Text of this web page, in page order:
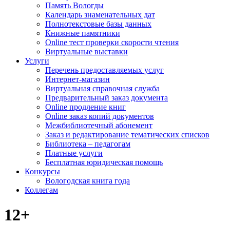
Память Вологды
Календарь знаменательных дат
Полнотекстовые базы данных
Книжные памятники
Online тест проверки скорости чтения
Виртуальные выставки
Услуги
Перечень предоставляемых услуг
Интернет-магазин
Виртуальная справочная служба
Предварительный заказ документа
Online продление книг
Online заказ копий документов
Межбиблиотечный абонемент
Заказ и редактирование тематических списков
Библиотека – педагогам
Платные услуги
Бесплатная юридическая помощь
Конкурсы
Вологодская книга года
Коллегам
12+